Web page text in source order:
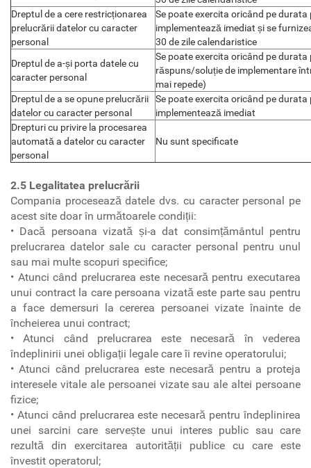
Dreptul de a cere restricționarea
prelucrării datelor cu caracter
personal
Se poate exercita oricând pe durata
implementează imediat și se
30 de zile calendaristice
Dreptul de a-și porta datele cu
caracter personal
Se poate exercita oricând pe
răspuns/soluție de implementare
mai repede)
Dreptul de a se opune prelucrării
datelor cu caracter personal
Se poate exercita oricând pe durata
implementează imediat
Drepturi cu privire la procesarea
automată a datelor cu caracter
personal
Nu sunt specificate
2.5 Legalitatea prelucrării
Compania procesează datele dvs. cu caracter personal pe
acest site doar în următoarele condiții:
• Dacă persoana vizată și-a dat consimțământul pentru
prelucrarea datelor sale cu caracter personal pentru unul
sau mai multe scopuri specifice;
• Atunci când prelucrarea este necesară pentru executarea
unui contract la care persoana vizată este parte sau pentru
a face demersuri la cererea persoanei vizate înainte de
încheierea unui contract;
• Atunci când prelucrarea este necesară în vederea
îndeplinirii unei obligații legale care îi revine operatorului;
• Atunci când prelucrarea este necesară pentru a proteja
interesele vitale ale persoanei vizate sau ale altei persoane
fizice;
• Atunci când prelucrarea este necesară pentru îndeplinirea
unei sarcini care servește unui interes public sau care
rezultă din exercitarea autorității publice cu care este
învestit operatorul;